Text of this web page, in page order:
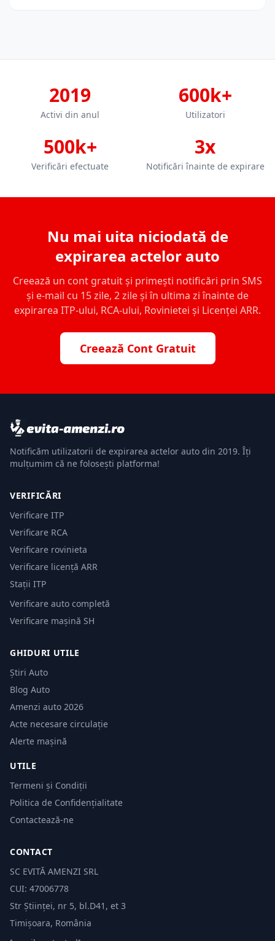
2019
Activi din anul
600k+
Utilizatori
500k+
Verificări efectuate
3x
Notificări înainte de expirare
Nu mai uita niciodată de
expirarea actelor auto
Creează un cont gratuit și primești notificări prin SMS
și e-mail cu 15 zile, 2 zile și în ultima zi înainte de
expirarea ITP-ului, RCA-ului, Rovinietei și Licenței ARR.
Creează Cont Gratuit
Notificăm utilizatorii de expirarea actelor auto din 2019. Îți
mulțumim că ne folosești platforma!
VERIFICĂRI
Verificare ITP
Verificare RCA
Verificare rovinieta
Verificare licență ARR
Stații ITP
Verificare auto completă
Verificare mașină SH
GHIDURI UTILE
Știri Auto
Blog Auto
Amenzi auto 2026
Acte necesare circulație
Alerte mașină
UTILE
Termeni și Condiții
Politica de Confidențialitate
Contactează-ne
CONTACT
SC EVITĂ AMENZI SRL
CUI: 47006778
Str Științei, nr 5, bl.D41, et 3
Timișoara, România